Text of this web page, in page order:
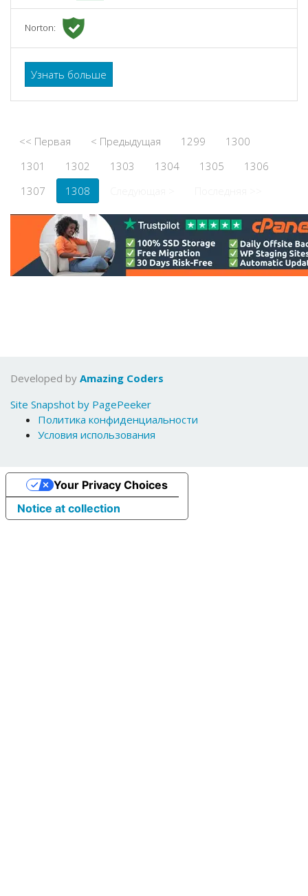
Norton:
Узнать больше
<< Первая < Предыдущая 1299
1300
1301
1302 1303 1304 1305
1306
1307
1308
Developed by Amazing Coders
Site Snapshot by PagePeeker
Политика конфиденциальности
Условия использования
Notice at collection
Your Privacy Choices